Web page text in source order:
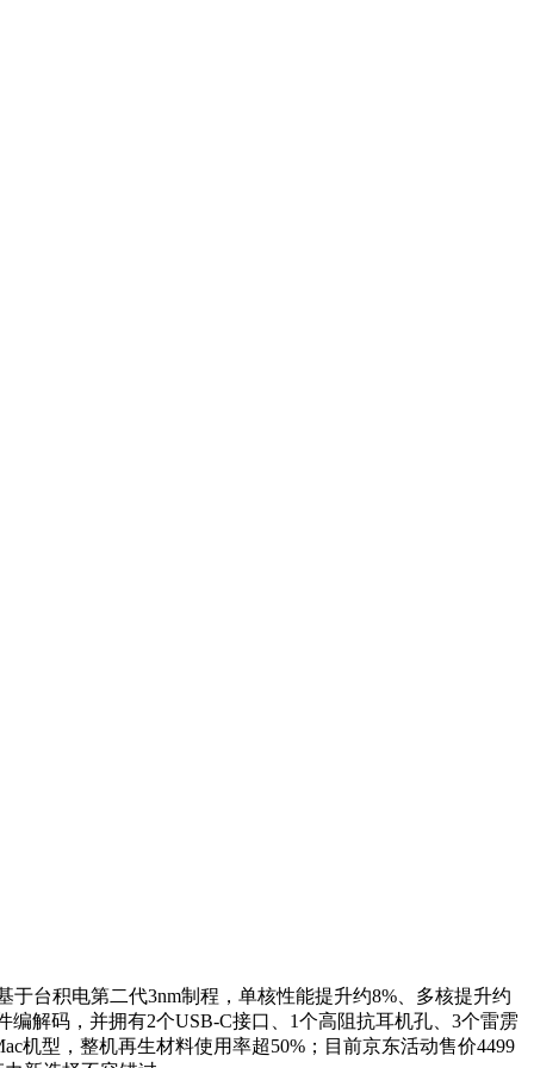
于台积电第二代3nm制程，单核性能提升约8%、多核提升约
编解码，并拥有2个USB-C接口、1个高阻抗耳机孔、3个雷雳
机型，整机再生材料使用率超50%；目前京东活动售价4499